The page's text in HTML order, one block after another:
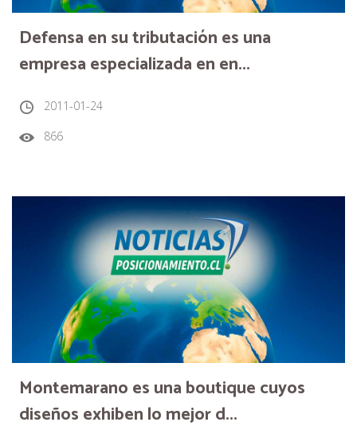
Defensa en su tributación es una
empresa especializada en en...
2011-01-24
866
Montemarano es una boutique cuyos
diseños exhiben lo mejor d...